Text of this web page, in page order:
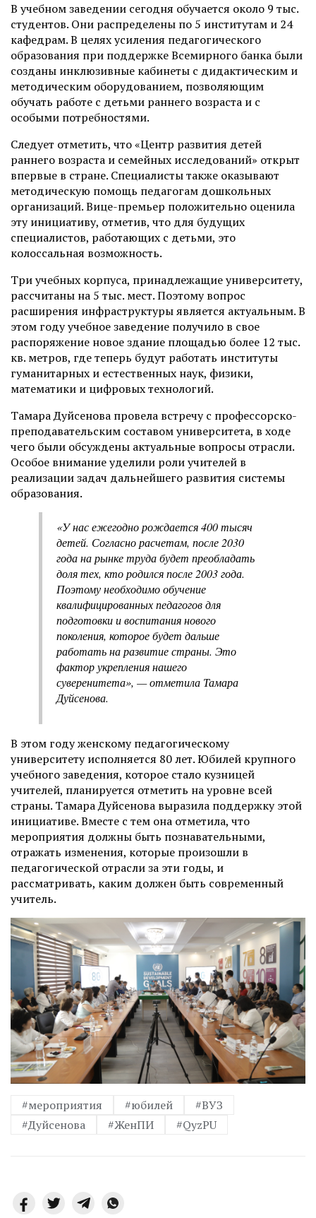
В учебном заведении сегодня обучается около 9 тыс.
студентов. Они распределены по 5 институтам и 24
кафедрам. В целях усиления педагогического
образования при поддержке Всемирного банка были
созданы инклюзивные кабинеты с дидактическим и
методическим оборудованием, позволяющим
обучать работе с детьми раннего возраста и с
особыми потребностями.
Следует отметить, что «Центр развития детей
раннего возраста и семейных исследований» открыт
впервые в стране. Специалисты также оказывают
методическую помощь педагогам дошкольных
организаций. Вице-премьер положительно оценила
эту инициативу, отметив, что для будущих
специалистов, работающих с детьми, это
колоссальная возможность.
Три учебных корпуса, принадлежащие университету,
рассчитаны на 5 тыс. мест. Поэтому вопрос
расширения инфраструктуры является актуальным. В
этом году учебное заведение получило в свое
распоряжение новое здание площадью более 12 тыс.
кв. метров, где теперь будут работать институты
гуманитарных и естественных наук, физики,
математики и цифровых технологий.
Тамара Дуйсенова провела встречу с профессорско-
преподавательским составом университета, в ходе
чего были обсуждены актуальные вопросы отрасли.
Особое внимание уделили роли учителей в
реализации задач дальнейшего развития системы
образования.
«У нас ежегодно рождается 400 тысяч
детей. Согласно расчетам, после 2030
года на рынке труда будет преобладать
доля тех, кто родился после 2003 года.
Поэтому необходимо обучение
квалифицированных педагогов для
подготовки и воспитания нового
поколения, которое будет дальше
работать на развитие страны. Это
фактор укрепления нашего
суверенитета», — отметила Тамара
Дуйсенова.
В этом году женскому педагогическому
университету исполняется 80 лет. Юбилей крупного
учебного заведения, которое стало кузницей
учителей, планируется отметить на уровне всей
страны. Тамара Дуйсенова выразила поддержку этой
инициативе. Вместе с тем она отметила, что
мероприятия должны быть познавательными,
отражать изменения, которые произошли в
педагогической отрасли за эти годы, и
рассматривать, каким должен быть современный
учитель.
#мероприятия #юбилей
#ВУЗ
#Дуйсенова
#ЖенПИ #QyzPU